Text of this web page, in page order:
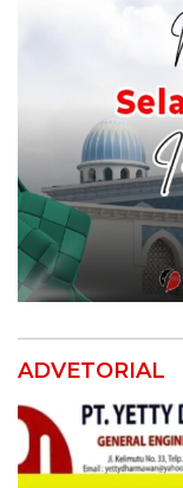
ADVETORIAL